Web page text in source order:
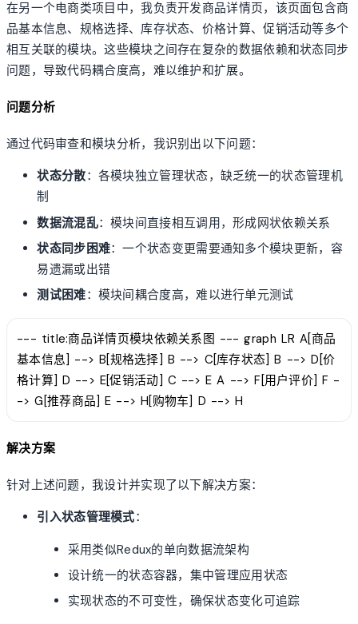
在另一个电商类项目中，我负责开发商品详情页，该页面包含商
品基本信息、规格选择、库存状态、价格计算、促销活动等多个
相互关联的模块。这些模块之间存在复杂的数据依赖和状态同步
问题，导致代码耦合度高，难以维护和扩展。
问题分析
通过代码审查和模块分析，我识别出以下问题：
状态分散：各模块独立管理状态，缺乏统一的状态管理机
制
数据流混乱：模块间直接相互调用，形成网状依赖关系
状态同步困难：一个状态变更需要通知多个模块更新，容
易遗漏或出错
测试困难：模块间耦合度高，难以进行单元测试
--- title:商品详情页模块依赖关系图 --- graph LR A[商品
基本信息] --> B[规格选择] B --> C[库存状态] B --> D[价
格计算] D --> E[促销活动] C --> E A --> F[用户评价] F -
-> G[推荐商品] E --> H[购物车] D --> H
解决方案
针对上述问题，我设计并实现了以下解决方案：
引入状态管理模式：
采用类似Redux的单向数据流架构
设计统一的状态容器，集中管理应用状态
实现状态的不可变性，确保状态变化可追踪